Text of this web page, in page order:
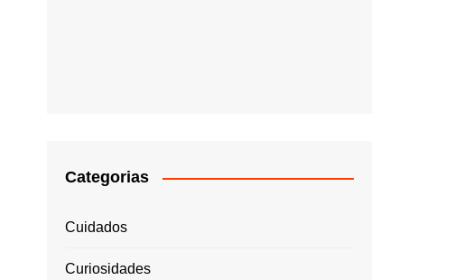
Categorias
Cuidados
Curiosidades